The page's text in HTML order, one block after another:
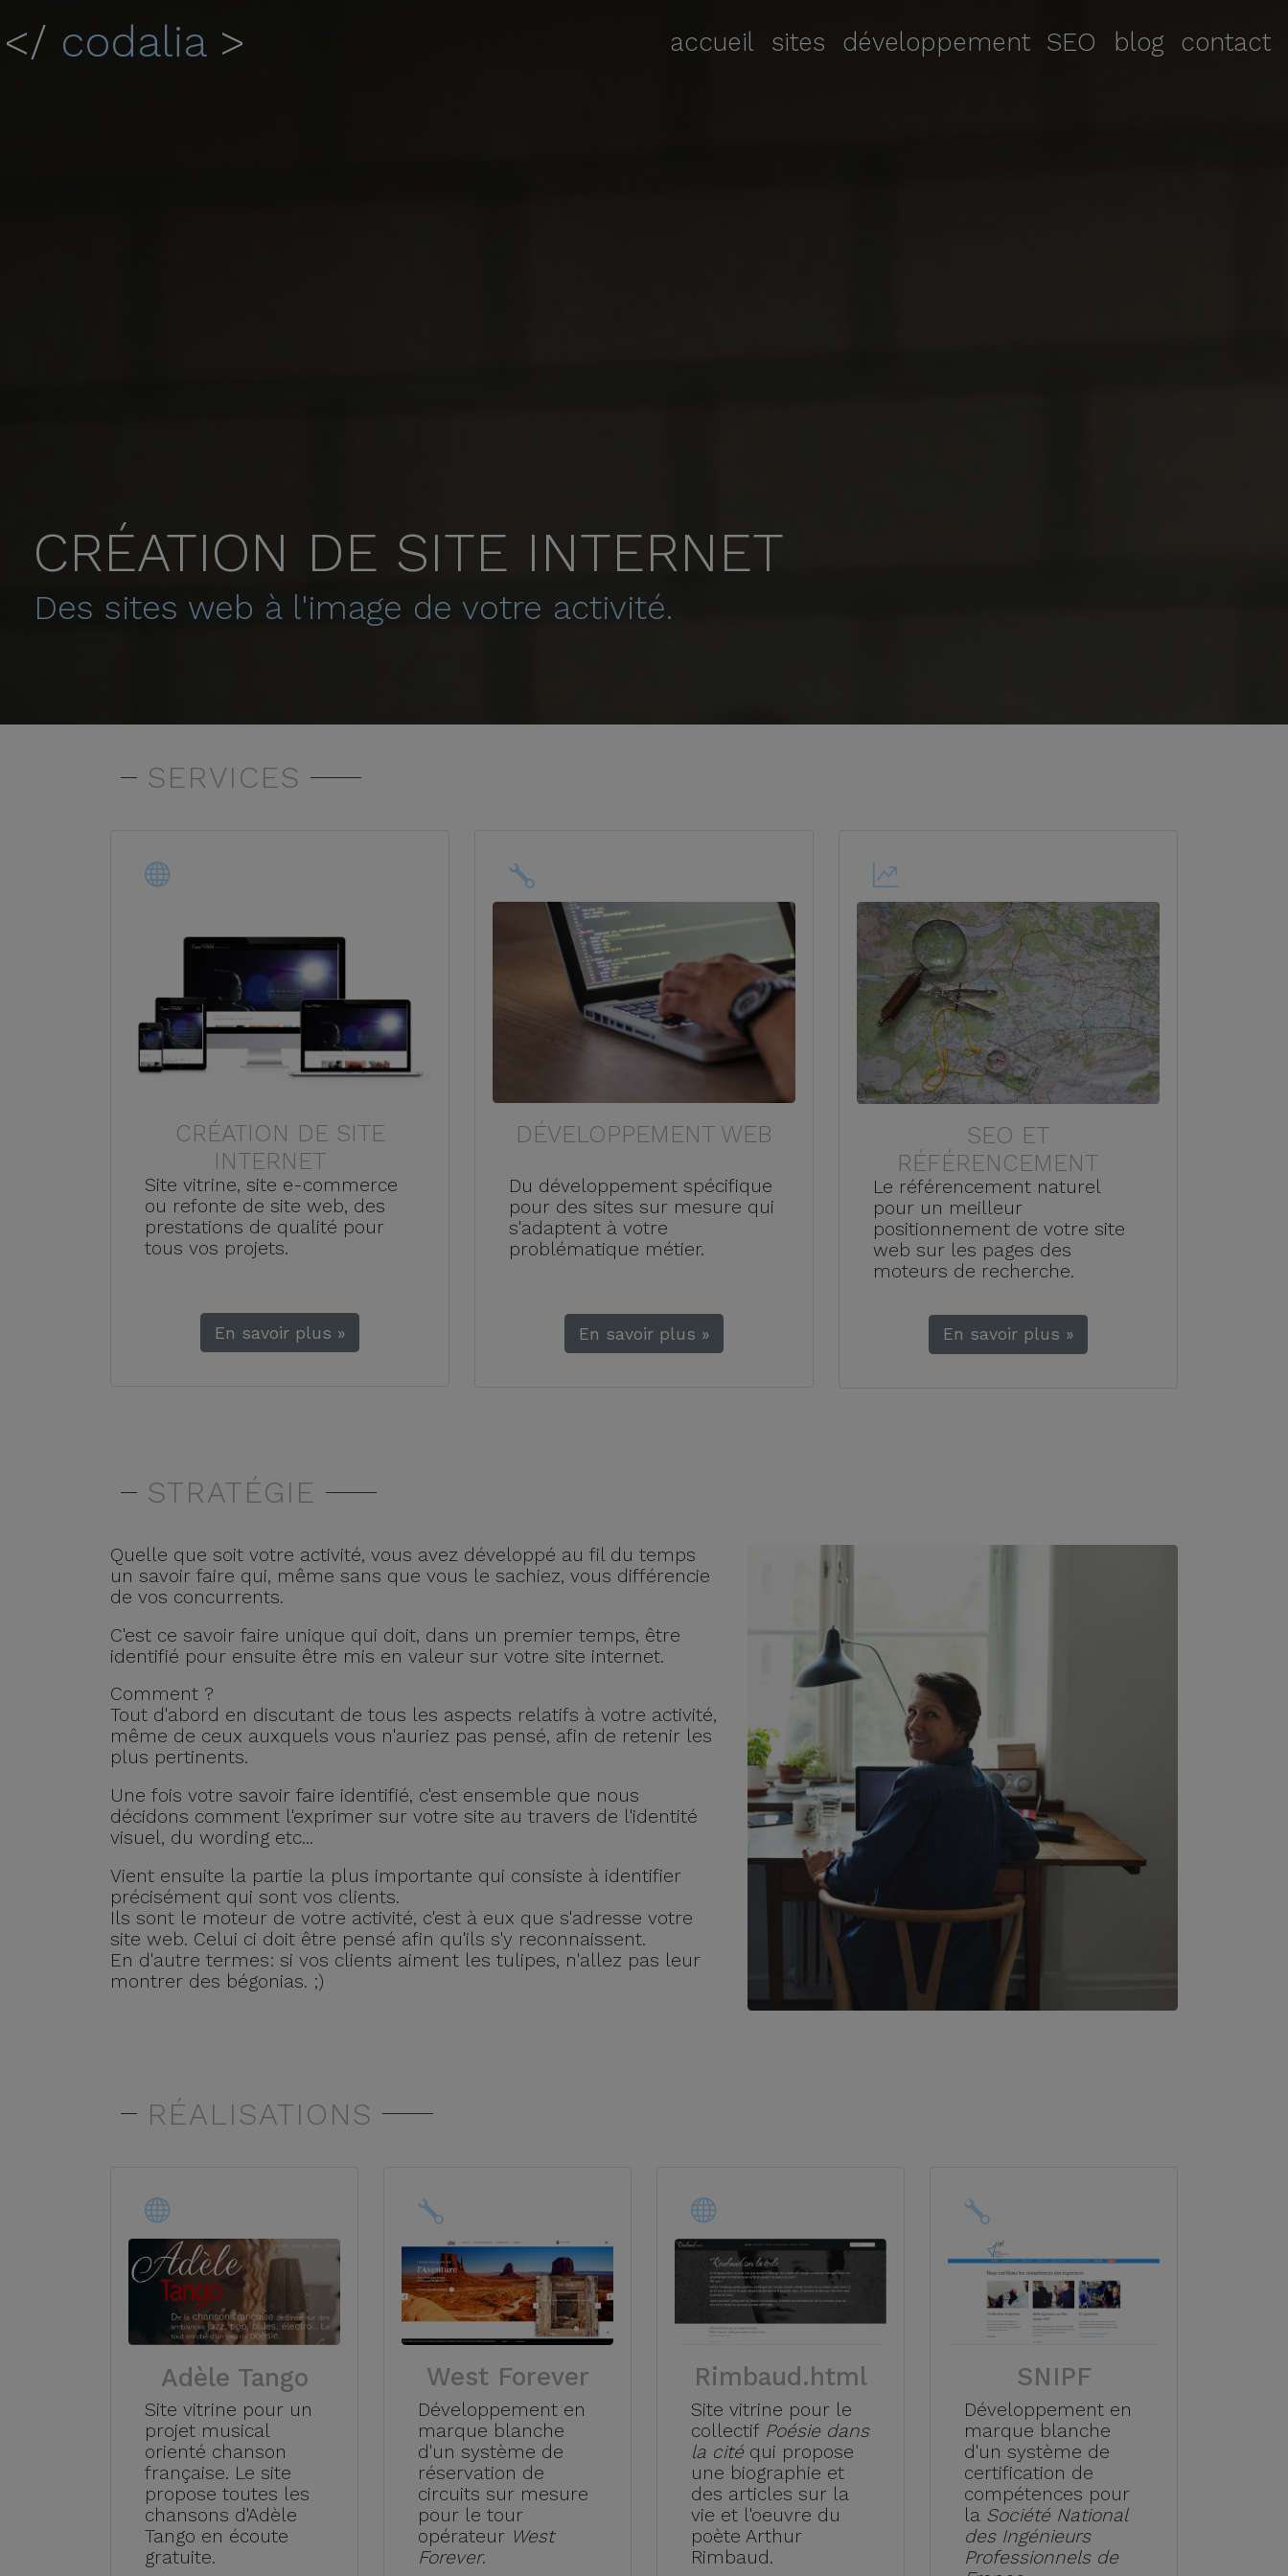
</ codalia> accueil sites développement SEO blog contact
CRÉATION DE SITE INTERNET
Des sites web à l'image de votre activité.
SERVICES
CRÉATION DE SITE
INTERNET
Site vitrine, site e-commerce
ou refonte de site web, des
prestations de qualité pour
tous vos projets.
En savoir plus »
DÉVELOPPEMENT WEB
Du développement spécifique
pour des sites sur mesure qui
s'adaptent à votre
problématique métier.
En savoir plus »
SEO ET
RÉFÉRENCEMENT
Le référencement naturel
pour un meilleur
positionnement de votre site
web sur les pages des
moteurs de recherche.
En savoir plus »
STRATÉGIE
Quelle que soit votre activité, vous avez développé au fil du temps
un savoir faire qui, même sans que vous le sachiez, vous différencie
de vos concurrents.
C'est ce savoir faire unique qui doit, dans un premier temps, être
identifié pour ensuite être mis en valeur sur votre site internet.
Comment ?
Tout d'abord en discutant de tous les aspects relatifs à votre activité,
même de ceux auxquels vous n'auriez pas pensé, afin de retenir les
plus pertinents.
Une fois votre savoir faire identifié, c'est ensemble que nous
décidons comment l'exprimer sur votre site au travers de l'identité
visuel, du wording etc...
Vient ensuite la partie la plus importante qui consiste à identifier
précisément qui sont vos clients.
Ils sont le moteur de votre activité, c'est à eux que s'adresse votre
site web. Celui ci doit être pensé afin qu'ils s'y reconnaissent.
En d'autre termes: si vos clients aiment les tulipes, n'allez pas leur
montrer des bégonias. ;)
RÉALISATIONS
Adèle Tango
Site vitrine pour un
projet musical
orienté chanson
française. Le site
propose toutes les
chansons d'Adèle
Tango en écoute
gratuite.
West Forever
Développement en
marque blanche
d'un système de
réservation de
circuits sur mesure
pour le tour
opérateur West
Forever.
Rimbaud.html
Site vitrine pour le
collectif Poésie dans
la citéqui propose
une biographie et
des articles sur la
vie et l'oeuvre du
poète Arthur
Rimbaud.
SNIPF
Développement en
marque blanche
d'un système de
certification de
compétences pour
la Société National
des Ingénieurs
Professionnels de